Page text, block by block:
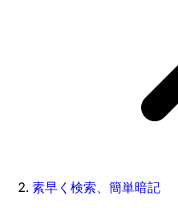
素早く検索、簡単暗記